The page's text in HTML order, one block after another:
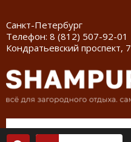
Санкт-Петербург
Телефон: 8 (812) 507-92-01
Кондратьевский проспект, 7